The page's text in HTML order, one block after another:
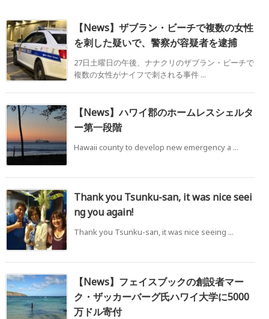
【News】ザブラン・ビーチで複数の女性
を刺した疑いで、警察が容疑者を逮捕
27日土曜日の午後、ナナクリのザブラン・ビーチで
複数の女性がナイフで刺される事件 ...
【News】ハワイ郡のホームレスシェルタ
ー第一段階
Hawaii county to develop new emergency a ...
Thank you Tsunku-san, it was nice seei
ng you again!
Thank you Tsunku-san, it was nice seeing ...
【News】フェイスブックの創設者マー
ク・ザッカーバーグ氏ハワイ大学に5000
万ドル寄付